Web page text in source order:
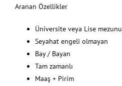
Aranan Özellikler
Üniversite veya Lise mezunu
Seyahat engeli olmayan
Bay / Bayan
Tam zamanlı
Maaş + Pirim